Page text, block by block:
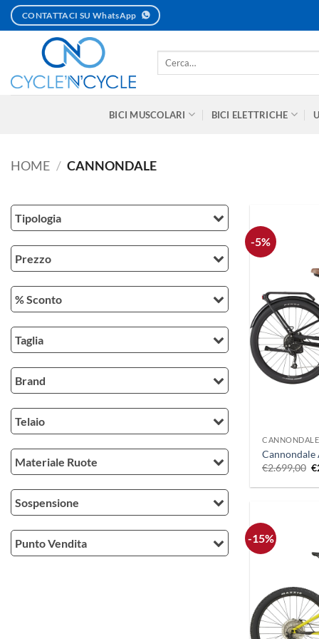
Salta
contenuti
CONTATTACI SU WhatsApp
Cerca:
BICI MUSCOLARI BICI ELETTRICHE
HOME / CANNONDALE
Tipologia
Prezzo
% Sconto
Taglia
Brand
Telaio
Materiale Ruote
Sospensione
Punto Vendita
-5%
CANNONDALE
Cannondale
€2.699,00 Il
€
-15%